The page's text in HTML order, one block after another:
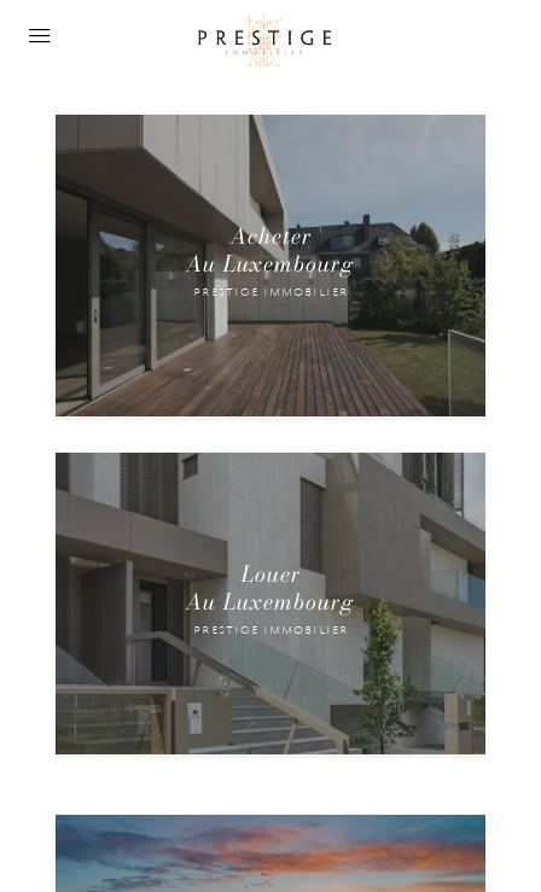
Acheter
Au Luxembourg
prestige immobilier
Biens de Prestige en Vente au Grand-Duché du
Luxembourg.
EXPLORER NOS BIENS
Louer
Au Luxembourg
prestige immobilier
Biens de Prestige à Louer au Grand-Duché du
Luxembourg.
EXPLORER NOS BIENS